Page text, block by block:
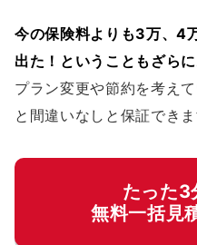
今の保険料よりも3万、4
出た！ということもざらに
プラン変更や節約を考え
と間違いなしと保証できま
たった3
無料一括見